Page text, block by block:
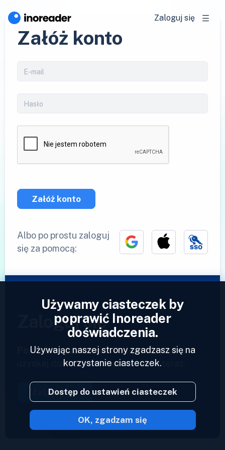
Zaloguj się
Załóż konto
Załóż konto
Albo po prostu zaloguj
się za pomocą:
Zaloguj się
Posiadasz już konto?Podaj swój profil i
uzyskaj dostęp do swoich kanałów teraz.
Zaloguj się
2023 © Inoreader
Używamy ciasteczek by
poprawić Inoreader
doświadczenia.
Używając naszej strony zgadzasz się na
korzystanie ciasteczek.
Dostęp do ustawień ciasteczek
OK, zgadzam się